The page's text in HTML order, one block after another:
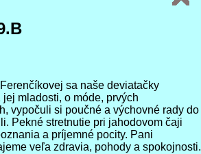
sa naše deviatačky
mladosti, o móde, prvých
vypočuli si poučné a výchovné rady do
Pekné stretnutie pri jahodovom čaji
a príjemné pocity. Pani
veľa zdravia, pohody a spokojnosti.
sa naše deviatačky
mladosti, o móde, prvých
vypočuli si poučné a výchovné rady do
Pekné stretnutie pri jahodovom čaji
a príjemné pocity. Pani
veľa zdravia, pohody a spokojnosti.